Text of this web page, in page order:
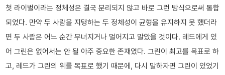
첫 라이벌이라는 정체성은 결국 분리되지 않고 바로 그런 방식으로써 통합
되었다. 만약 두 사람을 지탱하는 두 정체성이 균형을 유지하지 못 했더라
면 두 사람은 어느 순간 무너지거나 멀어지고 말았을 것이다. 레드에게 있
어 그린은 없어서는 안 될 아주 중요한 존재였다. 그린이 최고를 목표로 하
고, 레드가 그린의 위를 목표로 했기 때문에, 다시 말하자면 그린이 있었기